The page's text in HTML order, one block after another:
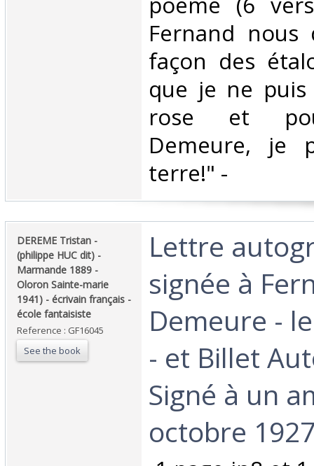
Fernand
façon des
que je ne
rose et
Demeure, je
terre!" - ‎
‎DEREME Tristan -
(philippe HUC dit) -
Marmande 1889 -
Oloron Sainte-marie
1941) - écrivain français -
école fantaisiste‎
Reference : GF16045
See the book
‎Lettre
signée à
Demeure -
- et Billet
Signé à un
octobre